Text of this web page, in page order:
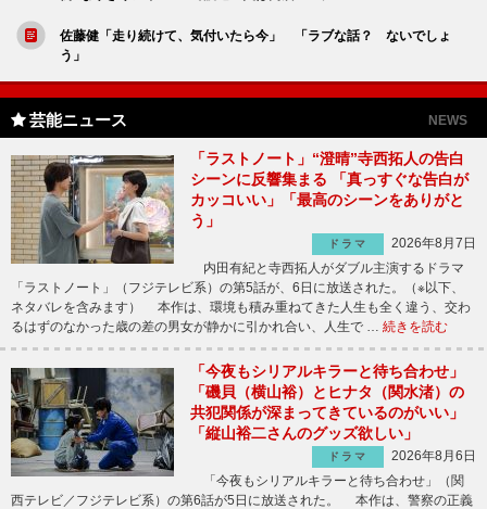
佐藤健「走り続けて、気付いたら今」 「ラブな話？ ないでしょ
う」
芸能ニュース NEWS
「ラストノート」“澄晴”寺西拓人の告白
シーンに反響集まる 「真っすぐな告白が
カッコいい」「最高のシーンをありがと
う」
ドラマ
2026年8月7日
内田有紀と寺西拓人がダブル主演するドラマ
「ラストノート」（フジテレビ系）の第5話が、6日に放送された。（※以下、
ネタバレを含みます） 本作は、環境も積み重ねてきた人生も全く違う、交わ
るはずのなかった歳の差の男女が静かに引かれ合い、人生で … 続きを読む
「今夜もシリアルキラーと待ち合わせ」
「磯貝（横山裕）とヒナタ（関水渚）の
共犯関係が深まってきているのがいい」
「縦山裕二さんのグッズ欲しい」
ドラマ
2026年8月6日
「今夜もシリアルキラーと待ち合わせ」（関
西テレビ／フジテレビ系）の第6話が5日に放送された。 本作は、警察の正義